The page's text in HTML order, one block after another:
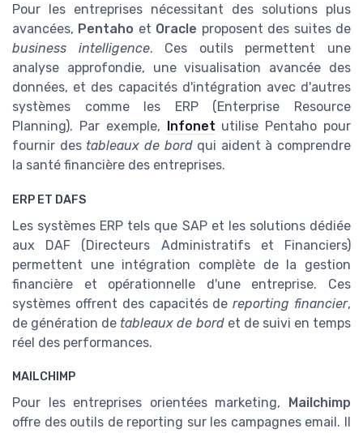
Pour les entreprises nécessitant des solutions plus
avancées, Pentaho et Oracle proposent des suites de
business intelligence. Ces outils permettent une
analyse approfondie, une visualisation avancée des
données, et des capacités d'intégration avec d'autres
systèmes comme les ERP (Enterprise Resource
Planning). Par exemple, Infonet utilise Pentaho pour
fournir des tableaux de bordqui aident à comprendre
la santé financière des entreprises.
ERP ET DAFS
Les systèmes ERP tels que SAP et les solutions dédiée
aux DAF (Directeurs Administratifs et Financiers)
permettent une intégration complète de la gestion
financière et opérationnelle d'une entreprise. Ces
systèmes offrent des capacités dereporting financier,
de génération de tableaux de bordet de suivi en temps
réel des performances.
MAILCHIMP
Pour les entreprises orientées marketing,
Mailchimp
offre des outils de reporting sur les campagnes email. Il